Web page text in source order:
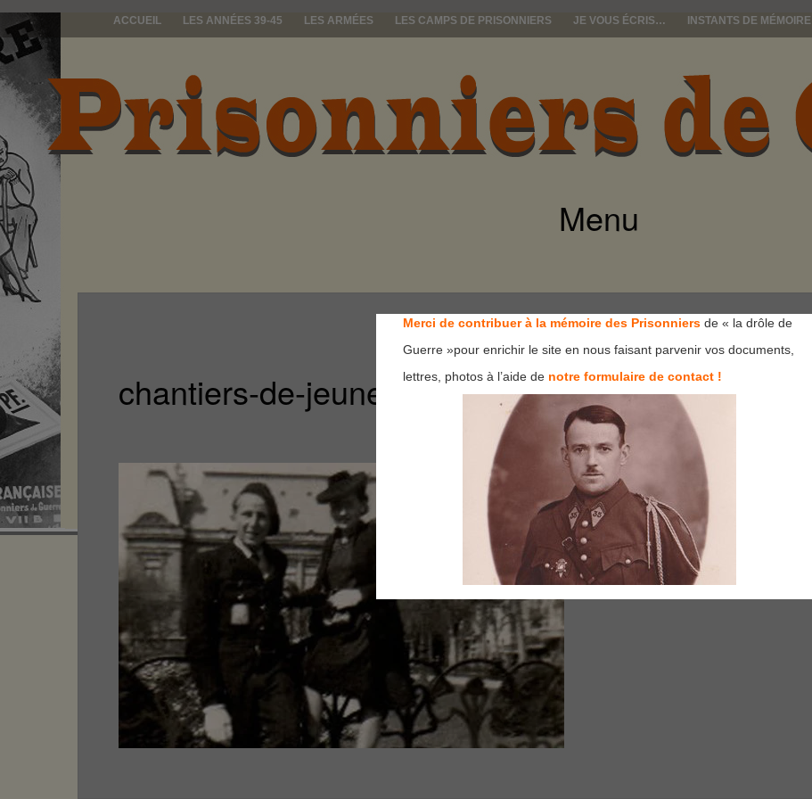
ACCUEIL LES ANNÉES 39-45 LES ARMÉES LES CAMPS DE PRISONNIERS JE VOUS ÉCRIS… INSTANTS DE MÉMOIRE
prisonniers de guerre
Menu
chantiers-de-jeunesse
Suivant →
Merci de contribuer à la mémoire des Prisonniers de « la drôle de
Guerre »pour enrichir le site en nous faisant parvenir vos documents,
lettres, photos à l’aide de notre formulaire de contact !